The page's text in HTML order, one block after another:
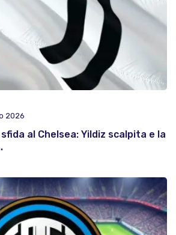
2026
al Chelsea: Yildiz scalpita e la